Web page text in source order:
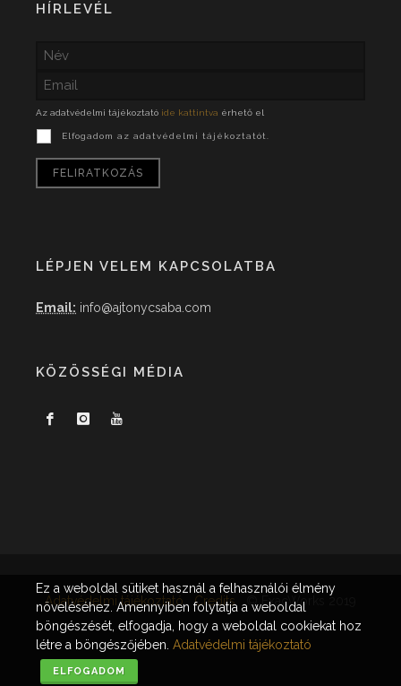
HÍRLEVÉL
Az adatvédelmi tájékoztató ide kattintva érhető el
Elfogadom az adatvédelmi tájékoztatót.
LÉPJEN VELEM KAPCSOLATBA
Email: info@ajtonycsaba.com
KÖZÖSSÉGI MÉDIA
Adatvédelmi tájékoztató Credits © ExacWorks 2019
Ez a weboldal sütiket használ a felhasználói élmény
növeléséhez. Amennyiben folytatja a weboldal
böngészését, elfogadja, hogy a weboldal cookiekat hoz
létre a böngészőjében. Adatvédelmi tájékoztató
ELFOGADOM